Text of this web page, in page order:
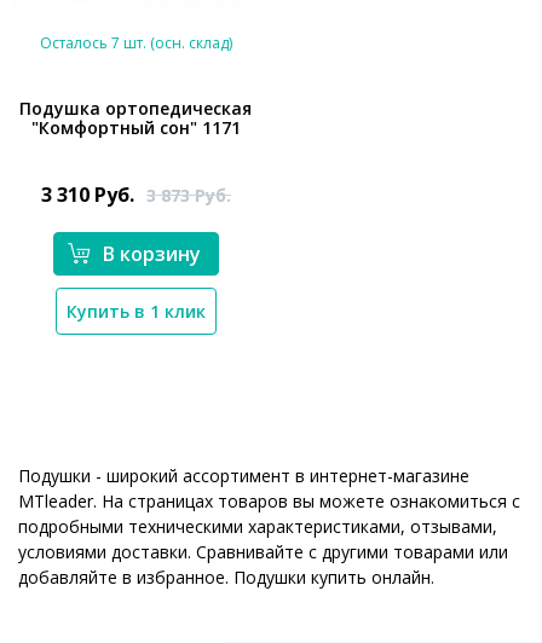
Осталось 7 шт. (осн. склад)
Подушка ортопедическая
"Комфортный сон" 1171
3 310 Руб. 3 873Руб.
В корзину
Купить в 1 клик
Подушки - широкий ассортимент в интернет-магазине
MTleader. На страницах товаров вы можете ознакомиться с
подробными техническими характеристиками, отзывами,
условиями доставки. Сравнивайте с другими товарами или
добавляйте в избранное. Подушки купить онлайн.